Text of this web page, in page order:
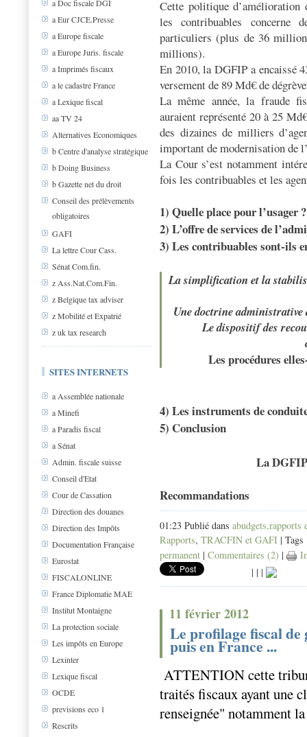
a Doc fiscale DGI
a Eur CJCE.Presse
a Europe fiscale
a Europe Juris. fiscale
a Imprimés fiscaux
a le cadastre France
a Lexique fiscal
aa TV 24
Alternatives Economiques
b Centre d'analyse stratégique
b Doing Business
b Gazette net du droit
Conseil des prélèvements
obligatoires
GAFI
La lettre Cour Cass.
Sénat Com.fin.
z Ass.Nat.Com.Fin.
z Belgique tax adviser
z Mobilité et Expatrié
z uk tax research
SITES INTERNETS
a Assemblée nationale
a Minefi
a Paradis fiscal
a Sénat
Admin. fiscale suisse
Conseil d'Etat
Cour de Cassation
Direction des douanes
Direction des Impôts
Documentation Française
Eurostat
FISCALONLINE
France Diplomatie MAE
Institut Montaigne
La protection sociale
Les impôts en Europe
Lexinter
Lexique fiscal
OCDE
previsions eco 1
Rescrits
Cette politique
les contribuables concerne
particuliers (plus de 36
millions).
En 2010, la DGFIP a encaissé
versement de 89 Md€ de
La même année, la fraude
auraient représenté 20 à 25
des dizaines de milliers
important de modernisation de
La Cour s’est notamment
fois les contribuables et les
1) Quelle place pour l’usager ?
2) L’offre de services de
3) Les contribuables sont-ils
La simplification et la
Une doctrine
Le dispositif des
Les procédures
4) Les instruments de
5) Conclusion
La
Recommandations
01:23 Publié dans abudgets,rapports
Rapports, TRACFIN et GAFI |
permanent | Commentaires (2) |
| | |
11 février 2012
Le profilage fiscal de
puis en France ...
ATTENTIONcette
traités fiscaux ayant une
renseignée" notamment